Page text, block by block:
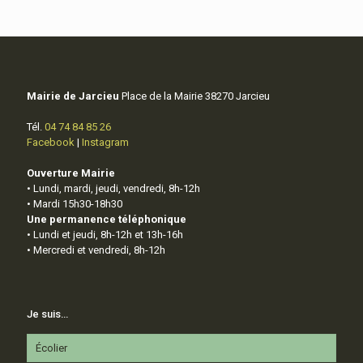
Mairie de Jarcieu Place de la Mairie 38270 Jarcieu
Tél. 04 74 84 85 26
Facebook | Instagram
Ouverture Mairie
• Lundi, mardi, jeudi, vendredi, 8h-12h
• Mardi 15h30-18h30
Une permanence téléphonique
• Lundi et jeudi, 8h-12h et 13h-16h
• Mercredi et vendredi, 8h-12h
Je suis…
Écolier